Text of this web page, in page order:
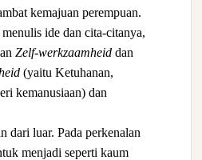
kemajuan perempuan.
ide dan cita-citanya,
Zelf-werkzaamheid dan
(yaitu Ketuhanan,
kemanusiaan) dan
dari luar. Pada perkenalan
menjadi seperti kaum